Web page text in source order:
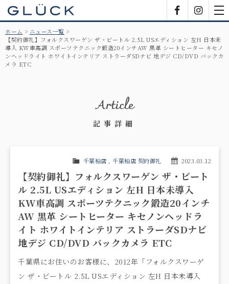
ホーム
ニュース一覧
【契約御礼】フォルクスワーゲン ザ・ビートル 2.5L USエディション 左H 日本未
導入 KW車高調 スポーツテクニック鍛造20インチAW 黒革 シートヒーター キセノ
ンヘッドライト ホワイトインテリア ストラーダSDナビ 地デジ CD/DVD バックカ
メラ ETC
Article
記事詳細
2023.03.12
千葉柏店 千葉柏店 契約御礼
【契約御礼】フォルクスワーゲン ザ・ビート
ル 2.5L USエディション 左H 日本未導入
KW車高調 スポーツテクニック鍛造20インチ
AW 黒革 シートヒーター キセノンヘッドラ
イト ホワイトインテリア ストラーダSDナビ
地デジ CD/DVD バックカメラ ETC
千葉県にお住いのお客様に、2012年「フォルクスワーゲ
ン ザ・ビートル 2.5L USエディション 左H 日本未導入